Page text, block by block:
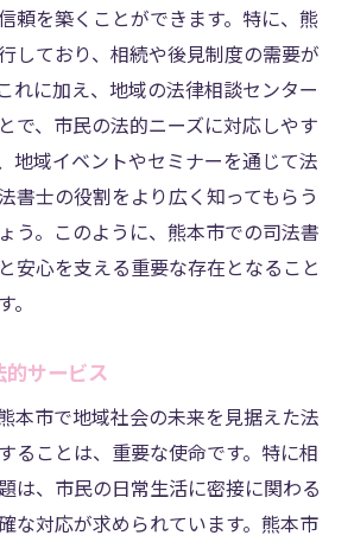
頼を築くことができます。特に、熊
しており、相続や後見制度の需要が
れに加え、地域の法律相談センター
で、市民の法的ニーズに対応しやす
地域イベントやセミナーを通じて法
書士の役割をより広く知ってもらう
う。このように、熊本市での司法書
安心を支える重要な存在となること
。
的サービス
本市で地域社会の未来を見据えた法
ることは、重要な使命です。特に相
は、市民の日常生活に密接に関わる
な対応が求められています。熊本市